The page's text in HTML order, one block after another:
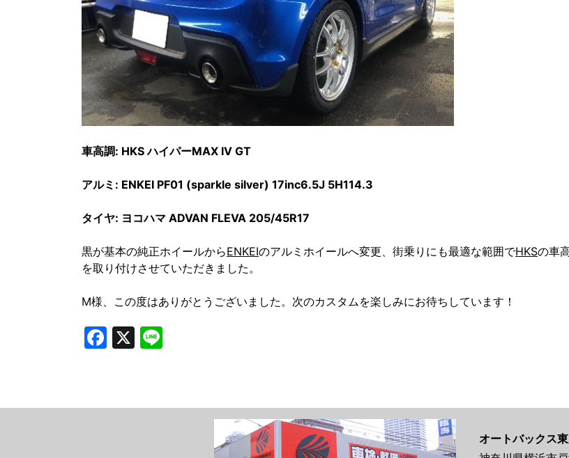
車高調: HKS ハイパーMAX IV GT
アルミ: ENKEI PF01 (sparkle silver) 17inc6.5J 5H114.3
タイヤ: ヨコハマ ADVAN FLEVA 205/45R17
黒が基本の純正ホイールからENKEIのアルミホイールへ変更、街乗りにも最適な範囲でHKSの車
を取り付けさせていただきました。
M様、この度はありがとうございました。次のカスタムを楽しみにお待ちしています！
Facebook
X
オートバックス